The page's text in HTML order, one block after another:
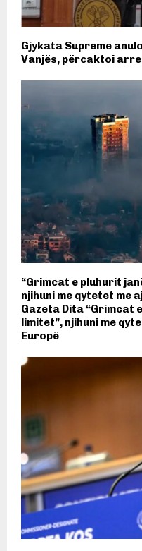
Gjykata Supreme
Vanjës, përcaktoi
“Grimcat e pluhurit
njihuni me qytetet me
Gazeta Dita “Grimcat
limitet”, njihuni me
Europë